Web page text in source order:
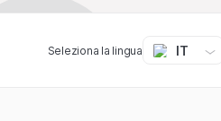
Seleziona la lingua IT